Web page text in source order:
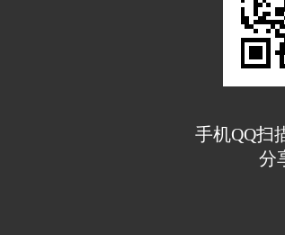
手机QQ扫
分